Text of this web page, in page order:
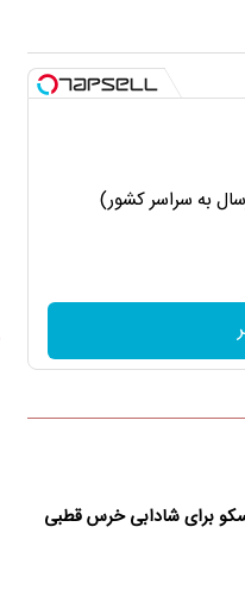
به سراسر کشور)
برای شادابی خرس قطبی